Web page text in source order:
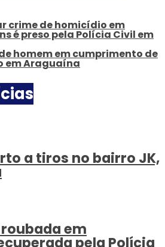
crime de homicídio em
é preso pela Polícia Civil em
homem em cumprimento de
em Araguaína
a tiros no bairro JK,
em
pela Polícia